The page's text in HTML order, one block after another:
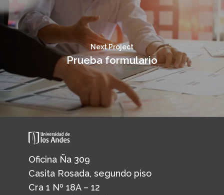
Next Project
Prueba formulario
Oficina Ña 309
Casita Rosada, segundo piso
Cra 1 Nº 18A – 12